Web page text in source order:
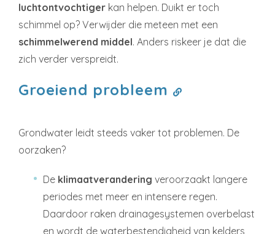
luchtontvochtiger kan helpen. Duikt er toch
schimmel op? Verwijder die meteen met een
schimmelwerend middel. Anders riskeer je dat die
zich verder verspreidt.
Groeiend probleem
Grondwater leidt steeds vaker tot problemen. De
oorzaken?
De klimaatverandering veroorzaakt langere
periodes met meer en intensere regen.
Daardoor raken drainagesystemen overbelast
en wordt de waterbestendigheid van kelders